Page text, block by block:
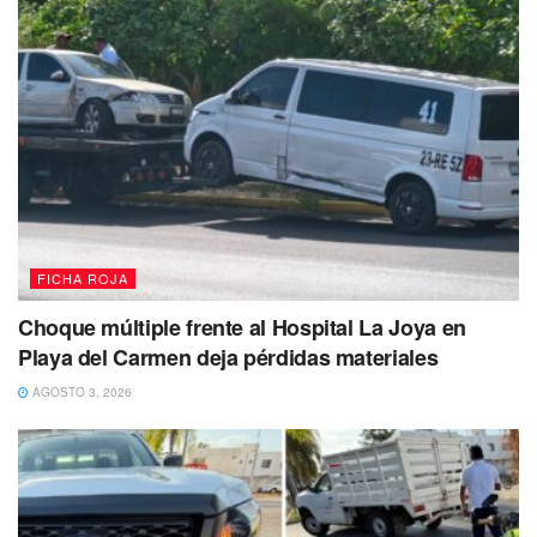
planta.
Posteriormente inspeccionaron aNoé “N”de 33 años de
edad, quien tenía en su posesión cinco bolsas con vegetal
verde similar a la marihuana, así comoMiguel “N” quien
portaba entre sus pertenencias seis bolsas con la misma
planta, por lo que todos fueron asegurados para ser
puestos a disposición de laFiscalía General del Estado
para los trámites legales correspondientes.
Tags: Drogas Playa del Carmen
FICHA ROJA
Choque múltiple frente al Hospital La Joya en
Playa del Carmen deja pérdidas materiales
AGOSTO 3, 2026